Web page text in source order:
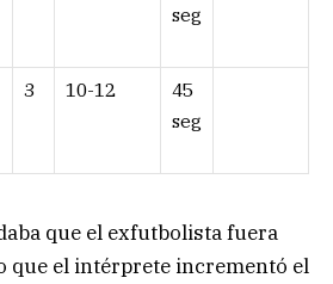
seg
3 10-12
45
seg
que el exfutbolista fuera
que el intérprete incrementó el